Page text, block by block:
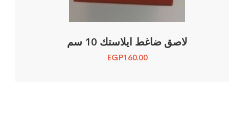
لاصق ضاغط ايلاستك 10 سم
EGP160.00